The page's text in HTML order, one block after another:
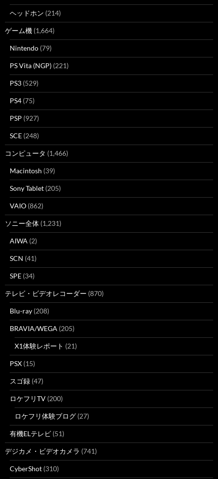
ヘッドホン (214)
ゲーム機 (1,664)
Nintendo (79)
PS Vita (NGP) (221)
PS3 (529)
PS4 (75)
PSP (927)
SCE (248)
コンピュータ (1,466)
Macintosh (39)
Sony Tablet (205)
VAIO (862)
ソニー全体 (1,231)
AIWA (2)
SCN (41)
SPE (34)
テレビ・ビデオレコーダー (870)
Blu-ray (208)
BRAVIA/WEGA (205)
X1体験レポート (21)
PSX (15)
スゴ録 (47)
ロケフリTV (200)
ロケフリ体験ブログ (27)
有機ELテレビ (51)
デジカメ・ビデオカメラ (741)
CyberShot (310)